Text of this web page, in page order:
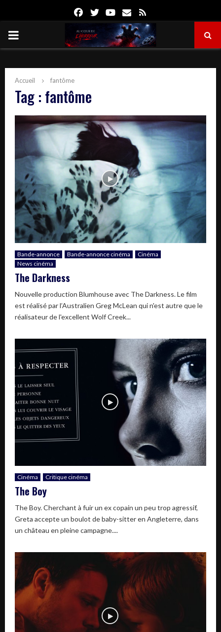
FacebookTwitterYoutube
Email
PRIMARY
Accueil fantôme
Tag : fantôme
Bande-annonce Bande-annonce cinéma
Cinéma
News cinéma
The Darkness
Nouvelle production Blumhouse avec The Darkness. Le film
est réalisé par l’Australien Greg McLean qui n'est autre que le
réalisateur de l'excellent Wolf Creek...
Cinéma Critique cinéma
The Boy
The Boy. Cherchant à fuir un ex copain un peu trop agressif,
Greta accepte un boulot de baby-sitter en Angleterre, dans
un château en pleine campagne....